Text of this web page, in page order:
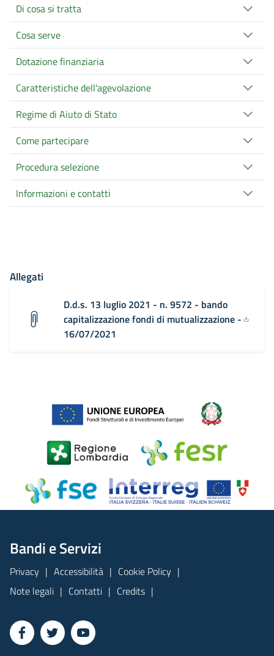
Di cosa si tratta
Cosa serve
Dotazione finanziaria
Caratteristiche dell'agevolazione
Regime di Aiuto di Stato
Come partecipare
Procedura selezione
Informazioni e contatti
Allegati
D.d.s. 13 luglio 2021 - n. 9572 - bando
capitalizzazione fondi di mutualizzazione -
16/07/2021
Bandi e Servizi
Privacy Accessibilità
Cookie Policy
Note legali
Contatti Credits